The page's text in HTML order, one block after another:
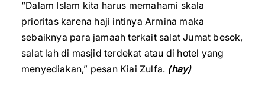
“Dalam Islam kita harus memahami skala
prioritas karena haji intinya Armina maka
sebaiknya para jamaah terkait salat Jumat besok,
salat lah di masjid terdekat atau di hotel yang
menyediakan,” pesan Kiai Zulfa. (hay)